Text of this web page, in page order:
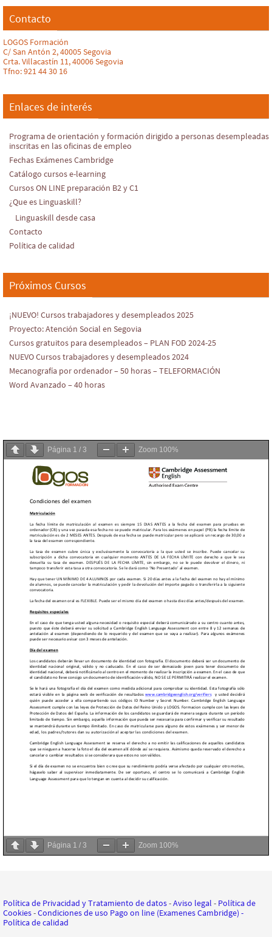
Contacto
LOGOS Formación
C/ San Antón 2, 40005 Segovia
Crta. Villacastín 11, 40006 Segovia
Tfno: 921 44 30 16
Enlaces de interés
Programa de orientación y formación dirigido a personas desempleadas
inscritas en las oficinas de empleo
Fechas Exámenes Cambridge
Catálogo cursos e-learning
Cursos ON LINE preparación B2 y C1
¿Que es Linguaskill?
Linguaskill desde casa
Contacto
Política de calidad
Próximos Cursos
¡NUEVO! Cursos trabajadores y desempleados 2025
Proyecto: Atención Social en Segovia
Cursos gratuitos para desempleados – PLAN FOD 2024-25
NUEVO Cursos trabajadores y desempleados 2024
Mecanografía por ordenador – 50 horas – TELEFORMACIÓN
Word Avanzado – 40 horas
Página 1 / 3 Zoom 100%
Página 1 / 3 Zoom 100%
Política de Privacidad y Tratamiento de datos-Aviso legal - Política de
Cookies-Condiciones de uso Pago on line (Examenes Cambridge) -
Política de calidad